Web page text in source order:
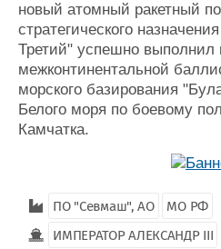
новый атомный ракетный
стратегического
Третий" успешно выполнил
межконтинентальной
морского базирования
Белого моря по боевому
Камчатка.
ПО "Севмаш", АО
МО РФ
ИМПЕРАТОР АЛЕКСАНДР III